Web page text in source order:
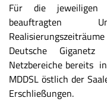
Für die jeweiligen
beauftragten
Deutsche
Netzbereiche bereits
MDDSL östlich der
Erschließungen.